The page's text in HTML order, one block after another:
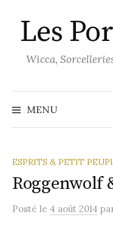
au
contenu
Les
Wicca,
MENU
ESPRITS & PETIT
Roggenwolf
Posté le 4 août 2014